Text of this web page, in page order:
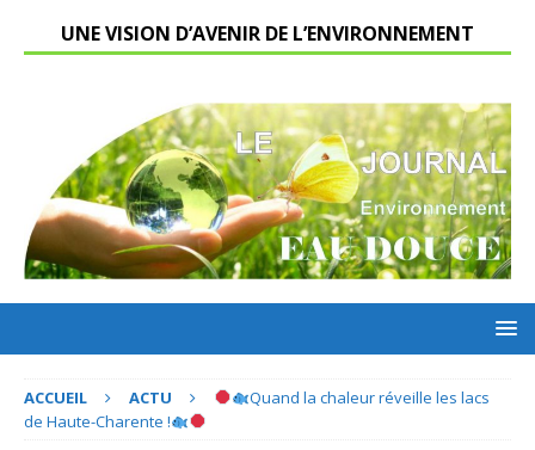
UNE VISION D’AVENIR DE L’ENVIRONNEMENT
ACCUEIL ACTU
Quand la chaleur réveille les lacs
de Haute-Charente !